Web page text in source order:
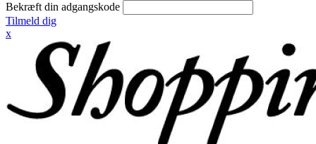
Bekræft din adgangskode
Tilmeld dig
x